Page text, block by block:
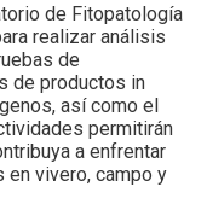
de Fitopatología
realizar análisis
de
de productos in
así como el
permitirán
a enfrentar
vivero, campo y